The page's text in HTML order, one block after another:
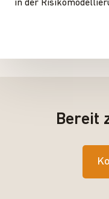
in der
Bereit